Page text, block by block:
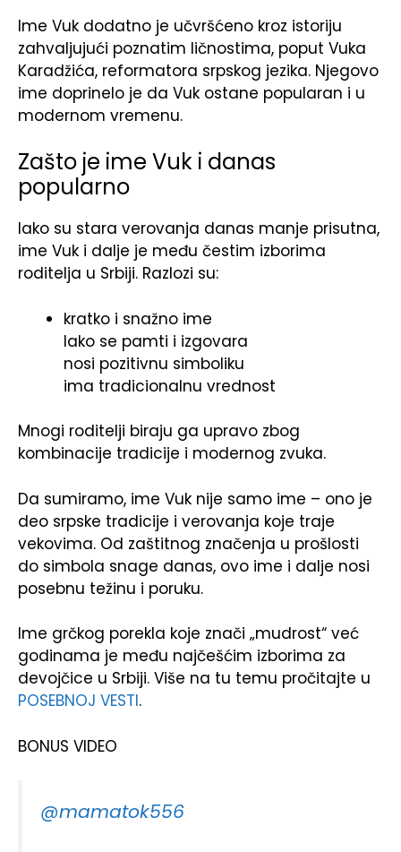
Ime Vuk dodatno je učvršćeno kroz istoriju
zahvaljujući poznatim ličnostima, poput Vuka
Karadžića, reformatora srpskog jezika. Njegovo
ime doprinelo je da Vuk ostane popularan i u
modernom vremenu.
Zašto je ime Vuk i danas
popularno
Iako su stara verovanja danas manje prisutna,
ime Vuk i dalje je među čestim izborima
roditelja u Srbiji. Razlozi su:
kratko i snažno ime
lako se pamti i izgovara
nosi pozitivnu simboliku
ima tradicionalnu vrednost
Mnogi roditelji biraju ga upravo zbog
kombinacije tradicije i modernog zvuka.
Da sumiramo, ime Vuk nije samo ime – ono je
deo srpske tradicije i verovanja koje traje
vekovima. Od zaštitnog značenja u prošlosti
do simbola snage danas, ovo ime i dalje nosi
posebnu težinu i poruku.
Ime grčkog porekla koje znači „mudrost“ već
godinama je među najčešćim izborima za
devojčice u Srbiji. Više na tu temu pročitajte u
POSEBNOJ VESTI.
BONUS VIDEO
@mamatok556